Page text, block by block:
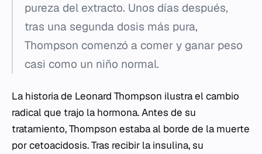
pureza del extracto. Unos días después,
tras una segunda dosis más pura,
Thompson comenzó a comer y ganar peso
casi como un niño normal.
La historia de Leonard Thompson ilustra el cambio
radical que trajo la hormona. Antes de su
tratamiento, Thompson estaba al borde de la muerte
por cetoacidosis. Tras recibir la insulina, su